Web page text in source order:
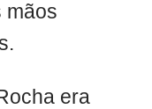
mãos
era